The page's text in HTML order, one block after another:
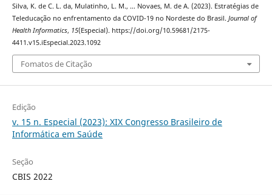
Silva, K. de C. L. da, Mulatinho, L. M., … Novaes, M. de A. (2023). Estratégias de
Teleducação no enfrentamento da COVID-19 no Nordeste do Brasil. Journal of
Health Informatics, 15(Especial). https://doi.org/10.59681/2175-
4411.v15.iEspecial.2023.1092
Fomatos de Citação
Edição
v. 15 n. Especial (2023): XIX Congresso Brasileiro de
Informática em Saúde
Seção
CBIS 2022